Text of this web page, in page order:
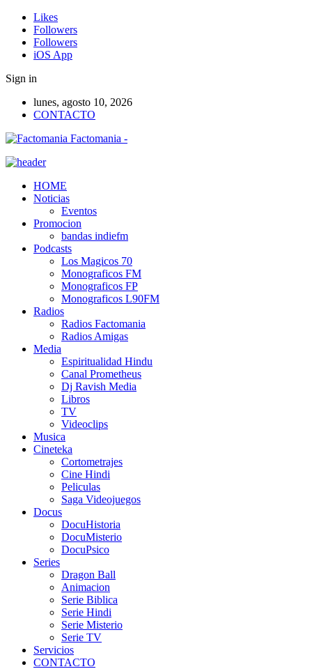
Likes
Followers
Followers
iOS App
Sign in
lunes, agosto 10, 2026
CONTACTO
Factomania -
HOME
Noticias
Eventos
Promocion
bandas indiefm
Podcasts
Los Magicos 70
Monograficos FM
Monograficos FP
Monograficos L90FM
Radios
Radios Factomania
Radios Amigas
Media
Espiritualidad Hindu
Canal Prometheus
Dj Ravish Media
Libros
TV
Videoclips
Musica
Cineteka
Cortometrajes
Cine Hindi
Peliculas
Saga Videojuegos
Docus
DocuHistoria
DocuMisterio
DocuPsico
Series
Dragon Ball
Animacion
Serie Biblica
Serie Hindi
Serie Misterio
Serie TV
Servicios
CONTACTO